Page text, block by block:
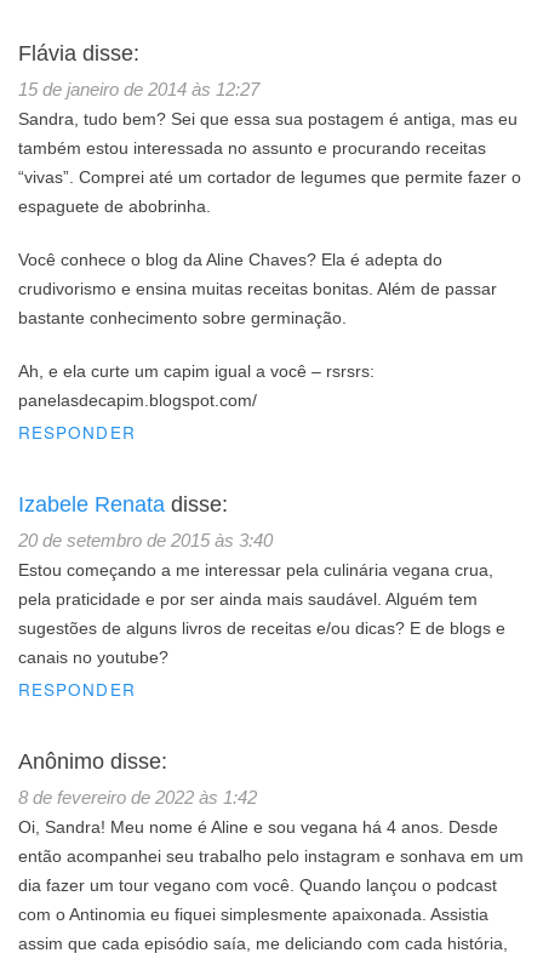
Flávia disse:
15 de janeiro de 2014 às 12:27
Sandra, tudo bem? Sei que essa sua postagem é antiga, mas eu
também estou interessada no assunto e procurando receitas
“vivas”. Comprei até um cortador de legumes que permite fazer o
espaguete de abobrinha.
Você conhece o blog da Aline Chaves? Ela é adepta do
crudivorismo e ensina muitas receitas bonitas. Além de passar
bastante conhecimento sobre germinação.
Ah, e ela curte um capim igual a você – rsrsrs:
panelasdecapim.blogspot.com/‎
RESPONDER
Izabele Renata disse:
20 de setembro de 2015 às 3:40
Estou começando a me interessar pela culinária vegana crua,
pela praticidade e por ser ainda mais saudável. Alguém tem
sugestões de alguns livros de receitas e/ou dicas? E de blogs e
canais no youtube?
RESPONDER
Anônimo disse:
8 de fevereiro de 2022 às 1:42
Oi, Sandra! Meu nome é Aline e sou vegana há 4 anos. Desde
então acompanhei seu trabalho pelo instagram e sonhava em um
dia fazer um tour vegano com você. Quando lançou o podcast
com o Antinomia eu fiquei simplesmente apaixonada. Assistia
assim que cada episódio saía, me deliciando com cada história,